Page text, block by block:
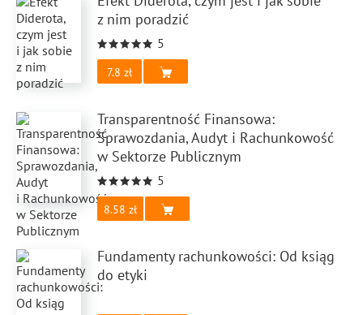
z nim poradzić
5
7.8
Transparentność Finansowa:
Sprawozdania, Audyt i Rachunkowość
w Sektorze Publicznym
5
8.58
Fundamenty rachunkowości: Od ksiąg
do etyki